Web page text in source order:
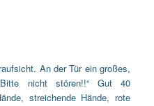
An der Tür ein großes,
nicht stören!!“ Gut 40
streichende Hände, rote